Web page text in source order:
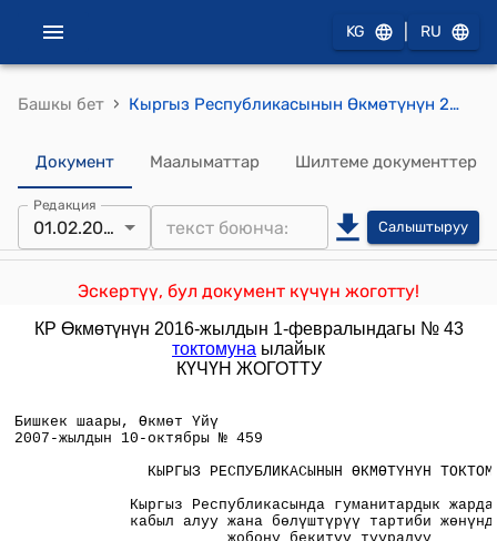
KG RU
Башкы бет › Кыргыз Республикасынын Өкмөтүнүн 2007-жылдын 10-октябрындагы № 459 "Кыргыз Республикасында гуманитардык жардамды кабыл алуу жана бөлүштүрүү тартиби жөнүндөгү жобону бекитүү тууралуу"токтому
Документ Маалыматтар Шилтеме документтер
Редакция
01.02.2016 Салыштыруу
Эскертүү, бул документ күчүн жоготту!